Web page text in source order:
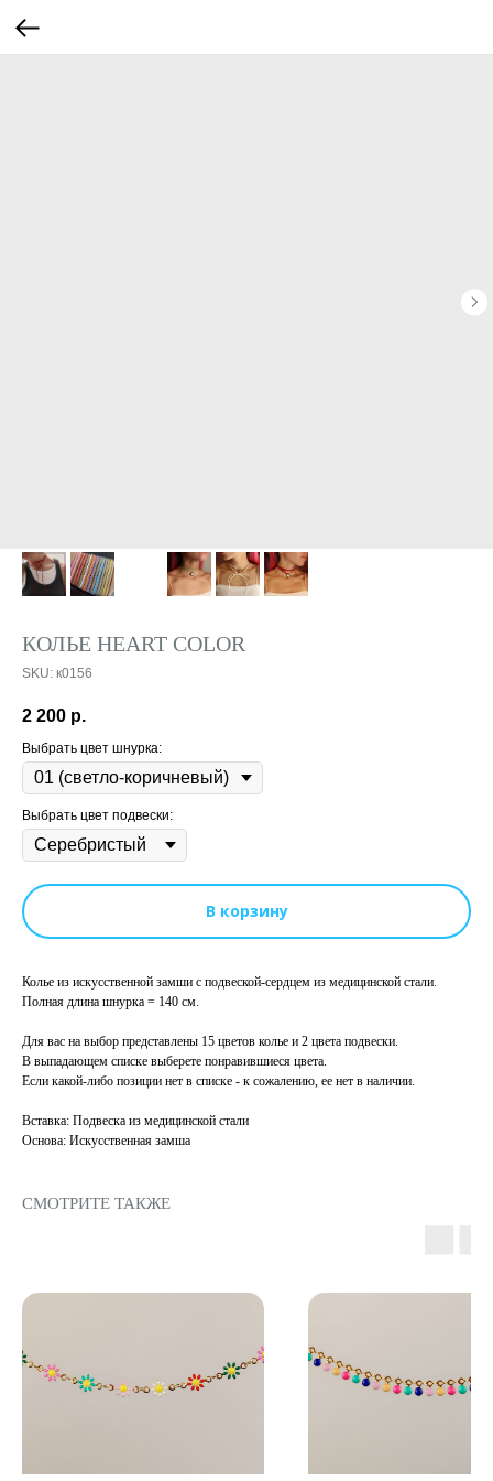
КОЛЬЕ HEART COLOR
SKU: к0156
2 200 р.
Выбрать цвет шнурка:
Выбрать цвет подвески:
В корзину
Колье из искусственной замши с подвеской-сердцем из медицинской стали.
Полная длина шнурка = 140 см.
Для вас на выбор представлены 15 цветов колье и 2 цвета подвески.
В выпадающем списке выберете понравившиеся цвета.
Если какой-либо позиции нет в списке - к сожалению, ее нет в наличии.
Вставка: Подвеска из медицинской стали
Основа: Искусственная замша
СМОТРИТЕ ТАКЖЕ